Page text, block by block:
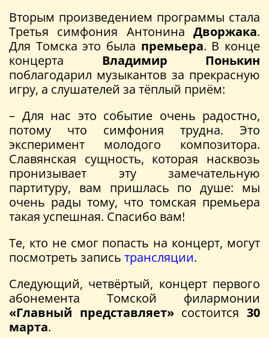
Вторым произведением программы стала
Третья симфония Антонина Дворжака.
Для Томска это была премьера. В конце
концерта Владимир Понькин
поблагодарил музыкантов за прекрасную
игру, а слушателей за тёплый приём:
– Для нас это событие очень радостно,
потому что симфония трудна. Это
эксперимент молодого композитора.
Славянская сущность, которая насквозь
пронизывает эту замечательную
партитуру, вам пришлась по душе: мы
очень рады тому, что томская премьера
такая успешная. Спасибо вам!
Те, кто не смог попасть на концерт, могут
посмотреть запись трансляции.
Следующий, четвёртый, концерт первого
абонемента Томской филармонии
«Главный представляет»состоится30
марта.